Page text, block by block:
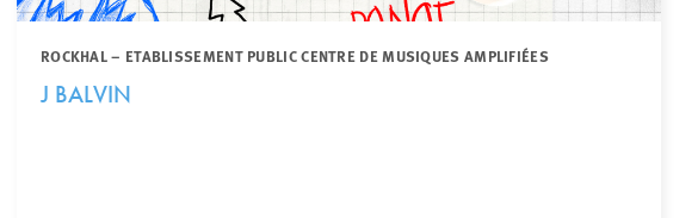
ROCKHAL – ETABLISSEMENT PUBLIC CENTRE DE MUSIQUES AMPLIFIÉES
J BALVIN